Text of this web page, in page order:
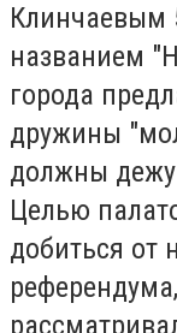
Клинчаевым
названием
города
дружины
должны
Целью
добиться от